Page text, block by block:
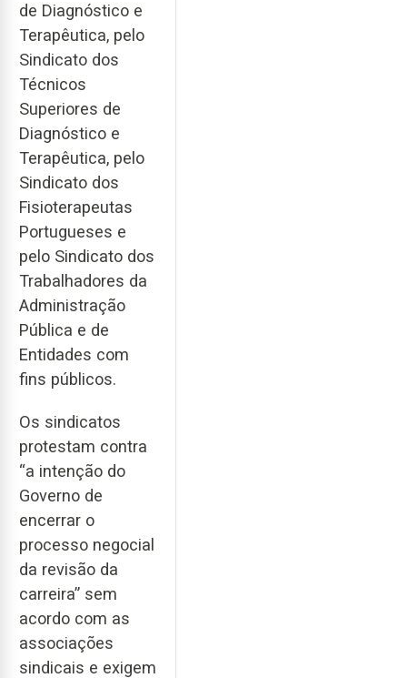
de Diagnóstico e
Terapêutica, pelo
Sindicato dos
Técnicos
Superiores de
Diagnóstico e
Terapêutica, pelo
Sindicato dos
Fisioterapeutas
Portugueses e
pelo Sindicato dos
Trabalhadores da
Administração
Pública e de
Entidades com
fins públicos.
Os sindicatos
protestam contra
“a intenção do
Governo de
encerrar o
processo negocial
da revisão da
carreira” sem
acordo com as
associações
sindicais e exigem